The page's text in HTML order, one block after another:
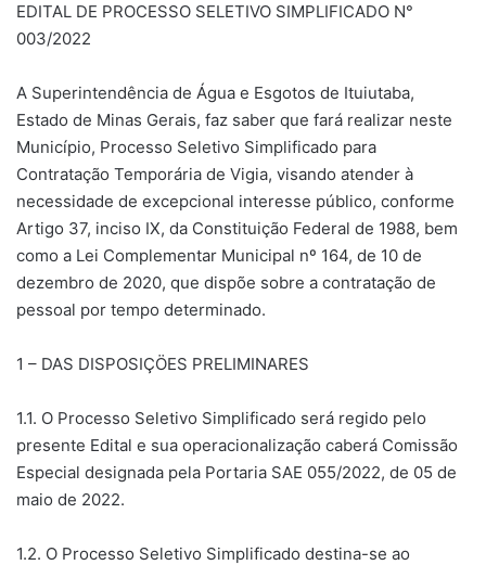
EDITAL DE PROCESSO SELETIVO SIMPLIFICADO N°
003/2022
A Superintendência de Água e Esgotos de Ituiutaba,
Estado de Minas Gerais, faz saber que fará realizar neste
Município, Processo Seletivo Simplificado para
Contratação Temporária de Vigia, visando atender à
necessidade de excepcional interesse público, conforme
Artigo 37, inciso IX, da Constituição Federal de 1988, bem
como a Lei Complementar Municipal nº 164, de 10 de
dezembro de 2020, que dispõe sobre a contratação de
pessoal por tempo determinado.
1 – DAS DISPOSIÇÖES PRELIMINARES
1.1. O Processo Seletivo Simplificado será regido pelo
presente Edital e sua operacionalização caberá Comissão
Especial designada pela Portaria SAE 055/2022, de 05 de
maio de 2022.
1.2. O Processo Seletivo Simplificado destina-se ao